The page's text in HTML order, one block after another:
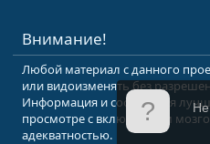
Внимание!
Любой материал с данного
или видоизменять без
Информация и сообщения
просмотре с включенным
адекватностью.